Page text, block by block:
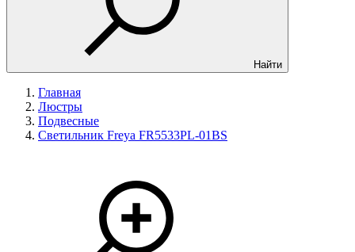
Найти
Главная
Люстры
Подвесные
Светильник Freya FR5533PL-01BS